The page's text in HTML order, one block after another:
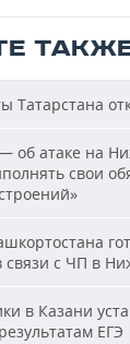
Татарстана
об атаке на
свои
связи с ЧП в
в Казани
ЕГЭ